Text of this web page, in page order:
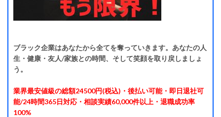
ブラック企業はあなたから全てを奪っていきます。あなたの人
生・健康・友人/家族との時間、そして笑顔を取り戻しましょ
う。
業界最安値級の総額24500円(税込)・後払い可能・即日退社可
能/24時間365日対応・相談実績60,000件以上・退職成功率
100%